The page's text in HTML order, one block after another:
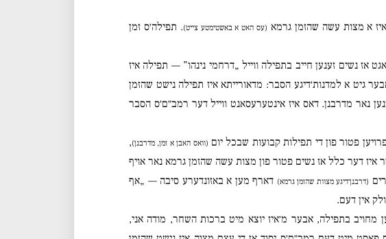
א מצות עשה שהזמן גרמא (עס האט א באשטימטע צייט). תפילה׳ס זמן
אז נשים זענען חייב בתפילה ווייל „דרחמי נינהו” — תפילה איז
גיט א למדנות׳דיגע הסבר: מדאורייתא איז תפילה נישט שהזמן
נאר מדרבנן. דאס איז אינטערעסאנט ווייל דער רמב״ם׳ס הסבר
פטור פון די תפילות קבועות שבכל יום (וואס האבן א זמן, מדרבנן),
דער כלל אז נשים פטור פון מצות עשה שהזמן גרמא נאר אויף
(דרבנן׳דיגע מצוות שהזמן גרמא) דארף מען א באזונדערע סיבה — „אף
אין דעם.
מחויב בתפילה, אבער מ׳איז יוצא מיט ברכות השחר, מודה אני,